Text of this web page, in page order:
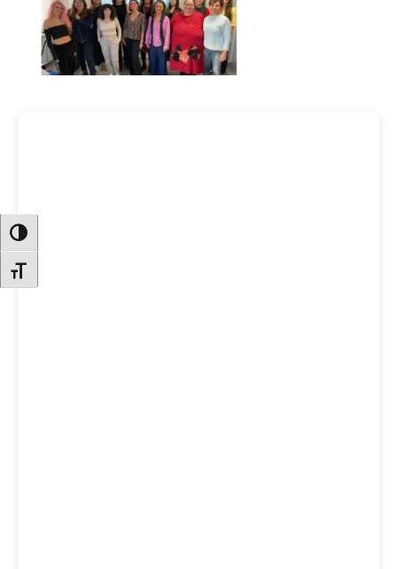
ATTIVA/DISATTIVA ALTO CONTRASTO
ATTIVA/DISATTIVA DIMENSIONE TESTO